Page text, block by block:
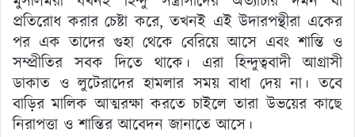
প্রতিরোধ করার চেষ্টা করে, তখনই এই উদারপন্থীরা একের
পর এক তাদের গুহা থেকে বেরিয়ে আসে এবং শান্তি ও
সম্প্রীতির সবক দিতে থাকে। এরা হিন্দুত্ববাদী আগ্রাসী
ডাকাত ও লুটেরাদের হামলার সময় বাধা দেয় না। তবে
বাড়ির মালিক আত্মরক্ষা করতে চাইলে তারা উভয়ের কাছে
নিরাপত্তা ও শান্তির আবেদন জানাতে আসে।